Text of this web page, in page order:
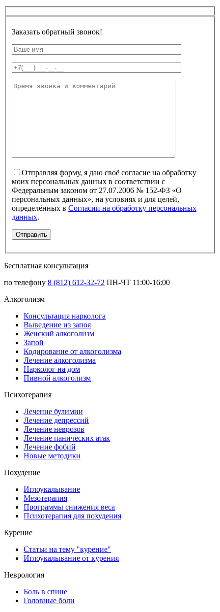
Заказать обратный звонок!
Отправляя форму, я даю своё согласие на обработку
моих персональных данных в соответствии с
Федеральным законом от 27.07.2006 № 152-ФЗ «О
персональных данных», на условиях и для целей,
определённых в Согласии на обработку персональных
данных.
Бесплатная консультация
по телефону 8 (812) 612-32-72 ПН-ЧТ 11:00-16:00
Алкоголизм
Консультация нарколога
Выведение из запоя
Женский алкоголизм
Запой
Кодирование от алкоголизма
Лечение алкоголизма
Нарколог на дом
Пивной алкоголизм
Психотерапия
Лечение булимии
Лечение депрессий
Лечение неврозов
Лечение панических атак
Лечение фобий
Новые методики
Похудение
Иглоукалывание
Мезотерапия
Программы снижения веса
Психотерапия для похудения
Курение
Статьи на тему "курение"
Иглоукалывание от курения
Неврология
Боль в спине
Головные боли